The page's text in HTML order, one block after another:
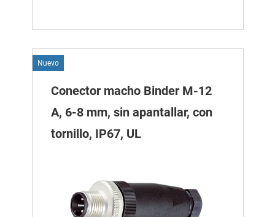
Nuevo
Conector macho Binder M-12
A, 6-8 mm, sin apantallar, con
tornillo, IP67, UL